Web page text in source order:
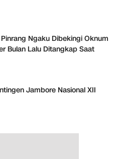
Ngaku Dibekingi Oknum
Bulan Lalu Ditangkap Saat
Jambore Nasional XII